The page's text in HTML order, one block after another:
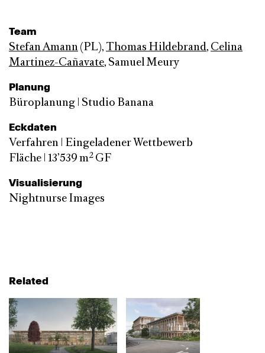
Team
Stefan Amann(PL), Thomas Hildebrand, Celina
Martinez-Cañavate, Samuel Meury
Planung
Büroplanung | Studio Banana
Eckdaten
Verfahren | Eingeladener Wettbewerb
Fläche | 13’539 m2 GF
Visualisierung
Nightnurse Images
Related